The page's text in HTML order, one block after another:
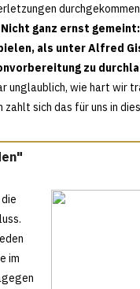
Nicht ganz ernst
als unter Alfred
zu
unglaublich, wie hart wir
sich das für uns in
im